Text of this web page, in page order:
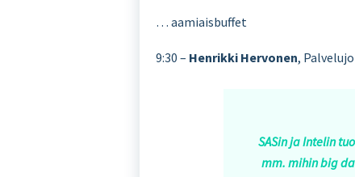
… aamiaisbuffet
9:30 – Henrikki Hervonen,
SASin ja Intelin
mm. mihin big